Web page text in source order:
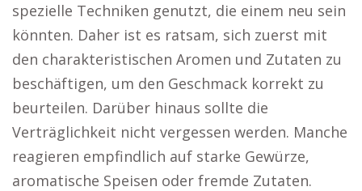
spezielle Techniken genutzt, die einem neu sein
könnten. Daher ist es ratsam, sich zuerst mit
den charakteristischen Aromen und Zutaten zu
beschäftigen, um den Geschmack korrekt zu
beurteilen. Darüber hinaus sollte die
Verträglichkeit nicht vergessen werden. Manche
reagieren empfindlich auf starke Gewürze,
aromatische Speisen oder fremde Zutaten.